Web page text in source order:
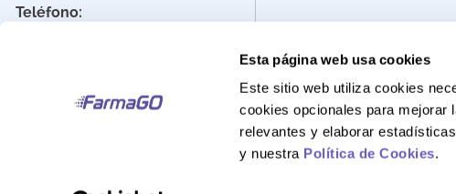
Esta página web usa cookies
Este sitio web utiliza cookies
cookies opcionales para mejorar
relevantes y elaborar
y nuestra Política de Cookies.
Teléfono: